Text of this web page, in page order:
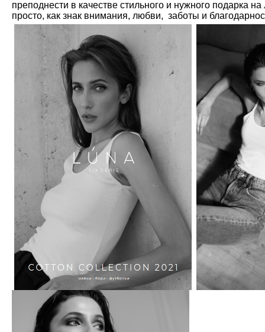
преподнести в качестве стильного и нужного подарка
просто, как знак внимания, любви, заботы и